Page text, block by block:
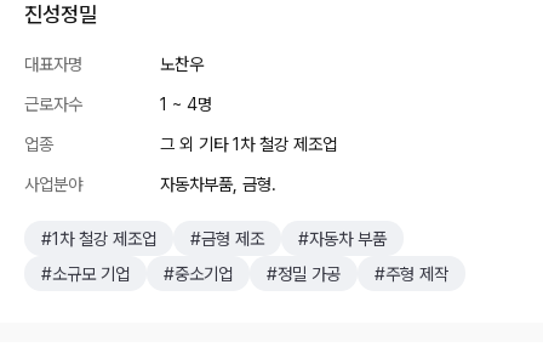
진성정밀
대표자명
노찬우
근로자수
1 ~ 4명
업종
그 외 기타 1차 철강 제조업
사업분야
자동차부품, 금형.
#1차 철강 제조업 #금형 제조
#자동차 부품
#소규모 기업
#중소기업 #정밀 가공 #주형 제작